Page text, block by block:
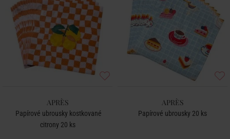
APRÈS
Papírové ubrousky kostkované
citrony 20 ks
APRÈS
Papírové ubrousky 20 ks